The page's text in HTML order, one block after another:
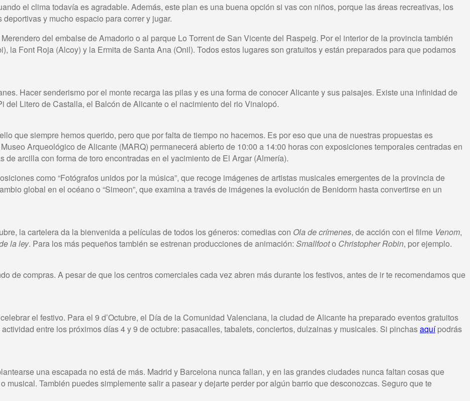
el clima todavía es agradable. Además, este plan es una buena opción si vas con niños, porque las áreas recreativas, los
y mucho espacio para correr y jugar.
del embalse de Amadorio o al parque Lo Torrent de San Vicente del Raspeig. Por el interior de la provincia también
la Font Roja (Alcoy) y la Ermita de Santa Ana (Onil). Todos estos lugares son gratuitos y están preparados para que podamos
Hacer senderismo por el monte recarga las pilas y es una forma de conocer Alicante y sus paisajes. Existe una infinidad de
del Litero de Castalla, el Balcón de Alicante o el nacimiento del rio Vinalopó.
que siempre hemos querido, pero que por falta de tiempo no hacemos. Es por eso que una de nuestras propuestas es
Arqueológico de Alicante (MARQ) permanecerá abierto de 10:00 a 14:00 horas con exposiciones temporales centradas en
arcilla con forma de toro encontradas en el yacimiento de El Argar (Almería).
como “Fotógrafos unidos por la música”, que recoge imágenes de artistas musicales emergentes de la provincia de
global en el océano o “Simeon”, que examina a través de imágenes la evolución de Benidorm hasta convertirse en un
la cartelera da la bienvenida a películas de todos los géneros: comedias con Ola de crímenes, de acción con el filme Venom,
la ley. Para los más pequeños también se estrenan producciones de animación: Smallfooto Christopher Robin, por ejemplo.
de compras. A pesar de que los centros comerciales cada vez abren más durante los festivos, antes de ir te recomendamos que
el festivo. Para el 9 d’Octubre, el Día de la Comunidad Valenciana, la ciudad de Alicante ha preparado eventos gratuitos
entre los próximos días 4 y 9 de octubre: pasacalles, tabalets, conciertos, dulzainas y musicales. Si pinchasaquípodrás
una escapada no está de más. Madrid y Barcelona nunca fallan, y en las grandes ciudades nunca faltan cosas que
musical. También puedes simplemente salir a pasear y dejarte perder por algún barrio que desconozcas. Seguro que te